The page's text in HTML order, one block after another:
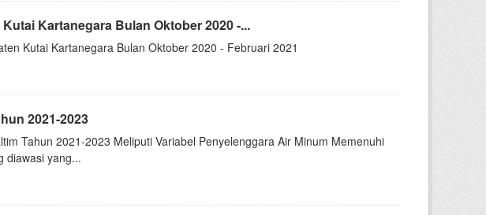
Kartanegara Bulan Oktober 2020 -...
Kutai Kartanegara Bulan Oktober 2020 - Februari 2021
2021-2023
Tahun 2021-2023 Meliputi Variabel Penyelenggara Air Minum Memenuhi
diawasi yang...